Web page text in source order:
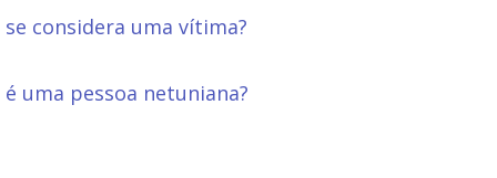
se considera uma vítima?
é uma pessoa netuniana?